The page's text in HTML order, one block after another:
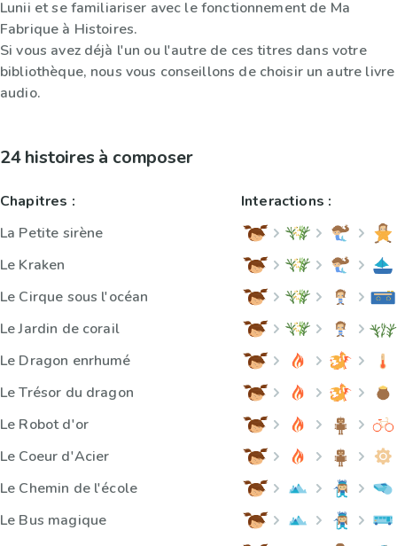
Lunii et se familiariser avec le fonctionnement de Ma
Fabrique à Histoires.
Si vous avez déjà l'un ou l'autre de ces titres dans votre
bibliothèque, nous vous conseillons de choisir un autre livre
audio.
24 histoires à composer
Chapitres :
La Petite sirène
Le Kraken
Le Cirque sous l'océan
Le Jardin de corail
Le Dragon enrhumé
Le Trésor du dragon
Le Robot d'or
Le Coeur d'Acier
Le Chemin de l'école
Le Bus magique
Interactions :